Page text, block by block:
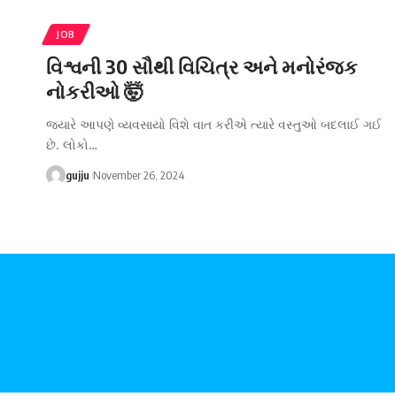
JOB
વિશ્વની 30 સૌથી વિચિત્ર અને મનોરંજક
નોકરીઓ 🤯
જ્યારે આપણે વ્યવસાયો વિશે વાત કરીએ ત્યારે વસ્તુઓ બદલાઈ ગઈ
છે. લોકો…
gujju November 26, 2024